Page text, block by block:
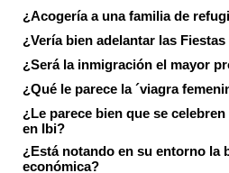
¿Acogería a una familia de
¿Vería bien adelantar las
¿Será la inmigración el mayor
¿Qué le parece la ´viagra
¿Le parece bien que se
en Ibi?
¿Está notando en su entorno la
económica?